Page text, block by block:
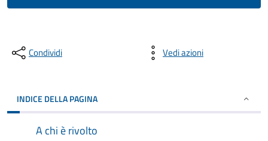
Condividi Vedi azioni
INDICE DELLA PAGINA
A chi è rivolto